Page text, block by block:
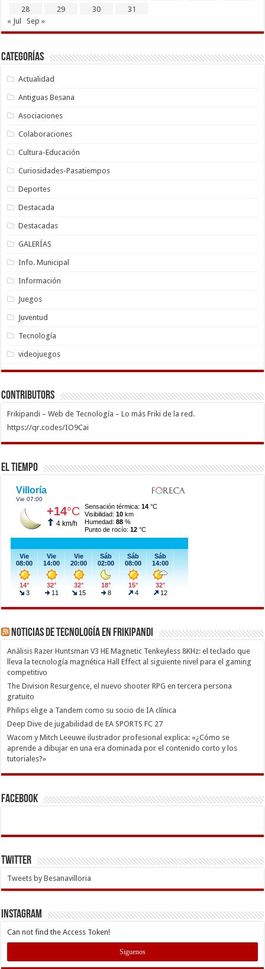
28
29 30
31
« Jul
Sep »
Categorías
Actualidad
Antiguas Besana
Asociaciones
Colaboraciones
Cultura-Educación
Curiosidades-Pasatiempos
Deportes
Destacada
Destacadas
GALERÍAS
Info. Municipal
Información
Juegos
Juventud
Tecnología
videojuegos
Contributors
Frikipandi – Web de Tecnología – Lo más Friki de la red.
https://qr.codes/IO9Cai
El Tiempo
Noticias de Tecnología en Frikipandi
Análisis Razer Huntsman V3 HE Magnetic Tenkeyless 8KHz: el teclado que
lleva la tecnología magnética Hall Effect al siguiente nivel para el gaming
competitivo
The Division Resurgence, el nuevo shooter RPG en tercera persona
gratuito
Philips elige a Tandem como su socio de IA clínica
Deep Dive de jugabilidad de EA SPORTS FC 27
Wacom y Mitch Leeuwe ilustrador profesional explica: «¿Cómo se
aprende a dibujar en una era dominada por el contenido corto y los
tutoriales?»
Facebook
Twitter
Tweets by Besanavilloria
INSTAGRAM
Can not find the Access Token!
Siguenos